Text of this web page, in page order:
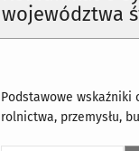
województwa
Podstawowe wskaźniki
rolnictwa, przemysłu,